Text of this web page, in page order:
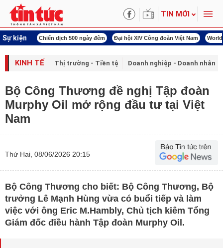
TIN MỚI
Sự kiện
mạng Chiến dịch 500 ngày đêm Đại hội XIV Công đoàn Việt Nam World
KINH TẾ Thị trường - Tiền tệ Doanh nghiệp - Doanh nhân
Bộ Công Thương đề nghị Tập đoàn
Murphy Oil mở rộng đầu tư tại Việt
Nam
Thứ Hai, 08/06/2026 20:15
Bộ Công Thương cho biết: Bộ Công Thương, Bộ
trưởng Lê Mạnh Hùng vừa có buổi tiếp và làm
việc với ông Eric M.Hambly, Chủ tịch kiêm Tổng
Giám đốc điều hành Tập đoàn Murphy Oil.